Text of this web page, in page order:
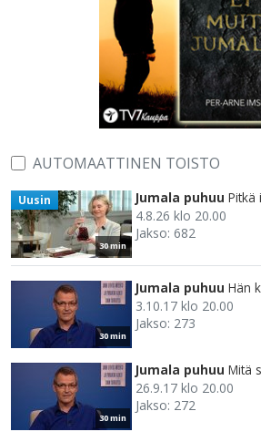
AUTOMAATTINEN TOISTO
30 min
Uusin Jumala puhuu Pitkä
4.8.26 klo 20.00
Jakso: 682
30 min
Jumala puhuu Hän
3.10.17 klo 20.00
Jakso: 273
30 min
Jumala puhuu Mitä
26.9.17 klo 20.00
Jakso: 272